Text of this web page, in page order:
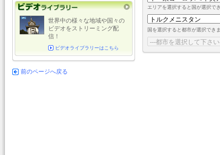
エリアを選択すると国が選択で
国を選択すると都市が選択でき
世界中の様々な地域や国々の
ビデオをストリーミング配
信！
ビデオライブラリーはこちら
前のページへ戻る